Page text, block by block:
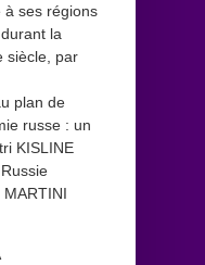
à ses régions
la
siècle, par
plan de
russe : un
KISLINE